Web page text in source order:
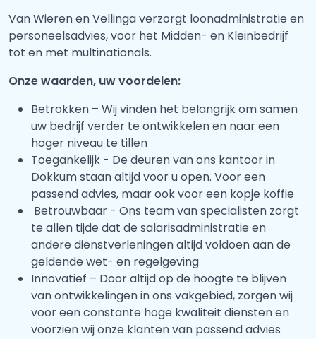
Van Wieren en Vellinga verzorgt loonadministratie en
personeelsadvies, voor het Midden- en Kleinbedrijf
tot en met multinationals.
Onze waarden, uw voordelen:
Betrokken – Wij vinden het belangrijk om samen
uw bedrijf verder te ontwikkelen en naar een
hoger niveau te tillen
Toegankelijk - De deuren van ons kantoor in
Dokkum staan altijd voor u open. Voor een
passend advies, maar ook voor een kopje koffie
Betrouwbaar - Ons team van specialisten zorgt
te allen tijde dat de salarisadministratie en
andere dienstverleningen altijd voldoen aan de
geldende wet- en regelgeving
Innovatief – Door altijd op de hoogte te blijven
van ontwikkelingen in ons vakgebied, zorgen wij
voor een constante hoge kwaliteit diensten en
voorzien wij onze klanten van passend advies